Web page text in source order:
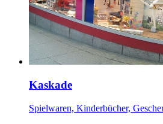
Kaskade
Spielwaren, Kinderbücher,